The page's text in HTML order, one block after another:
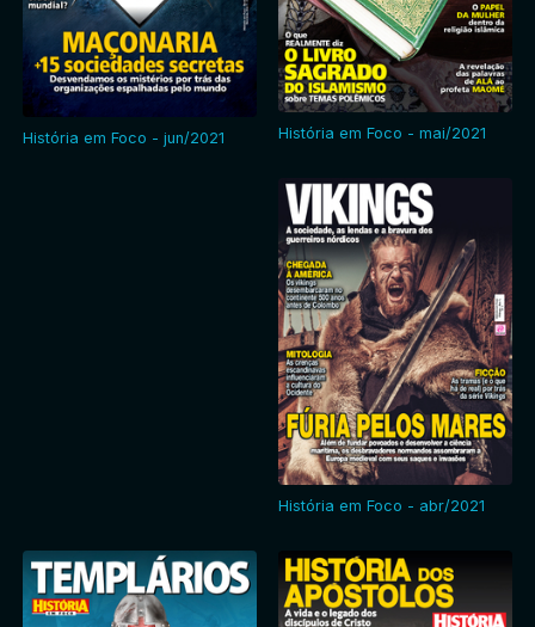
História em Foco - jun/2021 História em Foco - mai/2021
História em Foco - abr/2021